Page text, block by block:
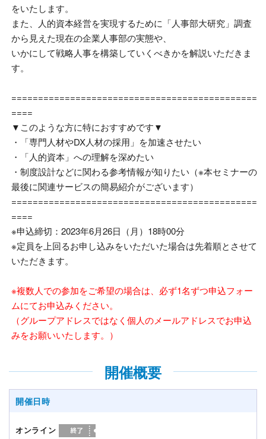
をいたします。
また、人的資本経営を実現するために「人事部大研究」調査
から見えた現在の企業人事部の実態や、
いかにして戦略人事を構築していくべきかを解説いただきま
す。
==============================================
====
▼このような方に特におすすめです▼
・「専門人材やDX人材の採用」を加速させたい
・「人的資本」への理解を深めたい
・制度設計などに関わる参考情報が知りたい（※本セミナーの
最後に関連サービスの簡易紹介がございます）
==============================================
====
※申込締切： 2023年6月26日（月） 18時00分
※定員を上回るお申し込みをいただいた場合は先着順とさせて
いただきます。
※複数人での参加をご希望の場合は、必ず1名ずつ申込フォー
ムにてお申込みください。
（グループアドレスではなく個人のメールアドレスでお申込
みをお願いいたします。）
開催概要
開催日時
オンライン